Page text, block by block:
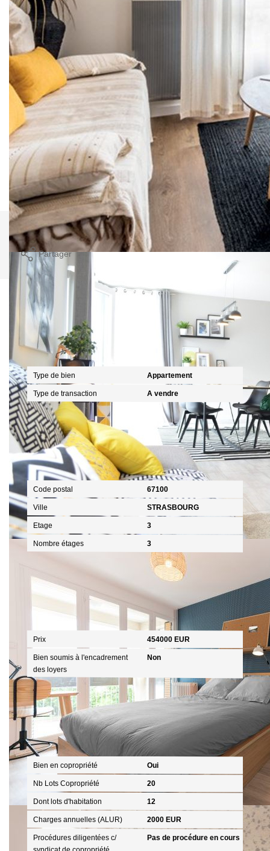
thermique
- Chauffage individuelle au sol pour un gain d'espace
- Résidence à taille humaine
- Appartements personnalisables
- Orientations bioclimatiques des bâtiments pour un
maximum de luminosité
- Commerces et accès tram/bus à moins de 5 minutes à
pied.
Contactez-nous vite pour en savoir plus.
Honoraires à la charge du vendeur
Nos honoraires Nous contacter
Partager Calculer mon budget
Caractéristiques détaillées
Général
Type de bien Appartement
Type de transaction A vendre
Localisation
Code postal 67100
Ville STRASBOURG
Etage 3
Nombre étages 3
Aspects financiers
Prix 454000 EUR
Bien soumis à l'encadrement
des loyers
Non
Copropriété
Bien en copropriété Oui
Nb Lots Copropriété 20
Dont lots d'habitation 12
Charges annuelles (ALUR) 2000 EUR
Procédures diligentées c/
Pas de procédure en cours